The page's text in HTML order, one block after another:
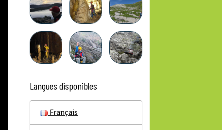
Langues disponibles
Français